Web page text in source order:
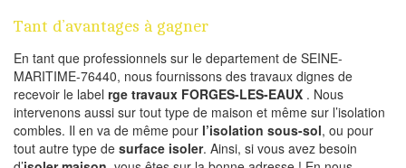
Tant d’avantages à gagner
En tant que professionnels sur le departement de SEINE-
MARITIME-76440, nous fournissons des travaux dignes de
recevoir le label rge travaux FORGES-LES-EAUX . Nous
intervenons aussi sur tout type de maison et même sur l’isolation
combles. Il en va de même pour l’isolation sous-sol, ou pour
tout autre type de surface isoler. Ainsi, si vous avez besoin